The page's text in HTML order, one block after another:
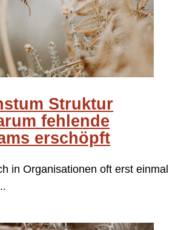
Struktur
fehlende
erschöpft
in Organisationen oft erst einmal